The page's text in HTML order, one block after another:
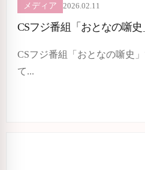
メディア 2026.02.11
CSフジ番組「おとなの噺史
て...